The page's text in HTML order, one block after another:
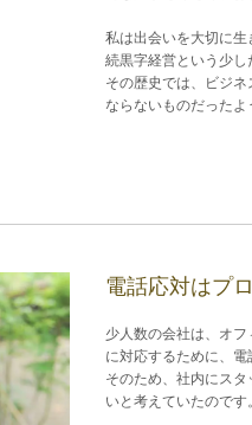
私は出会いを大切に
続黒字経営という少し
その歴史では、ビジ
ならないものだったよ
電話応対はプ
少人数の会社は、オ
に対応するために、電
そのため、社内にス
いと考えていたのです。